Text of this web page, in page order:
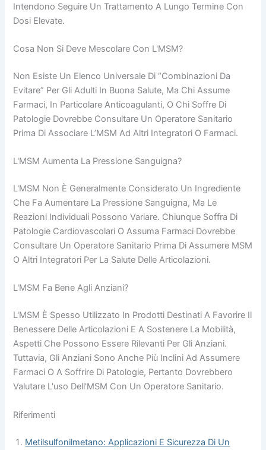
Intendono Seguire Un Trattamento A Lungo Termine Con
Dosi Elevate.
Cosa Non Si Deve Mescolare Con L'MSM?
Non Esiste Un Elenco Universale Di “combinazioni Da
Evitare” Per Gli Adulti In Buona Salute, Ma Chi Assume
Farmaci, In Particolare Anticoagulanti, O Chi Soffre Di
Patologie Dovrebbe Consultare Un Operatore Sanitario
Prima Di Associare L’MSM Ad Altri Integratori O Farmaci.
L'MSM Aumenta La Pressione Sanguigna?
L'MSM Non È Generalmente Considerato Un Ingrediente
Che Fa Aumentare La Pressione Sanguigna, Ma Le
Reazioni Individuali Possono Variare. Chiunque Soffra Di
Patologie Cardiovascolari O Assuma Farmaci Dovrebbe
Consultare Un Operatore Sanitario Prima Di Assumere MSM
O Altri Integratori Per La Salute Delle Articolazioni.
L'MSM Fa Bene Agli Anziani?
L'MSM È Spesso Utilizzato In Prodotti Destinati A Favorire Il
Benessere Delle Articolazioni E A Sostenere La Mobilità,
Aspetti Che Possono Essere Rilevanti Per Gli Anziani.
Tuttavia, Gli Anziani Sono Anche Più Inclini Ad Assumere
Farmaci O A Soffrire Di Patologie, Pertanto Dovrebbero
Valutare L'uso Dell'MSM Con Un Operatore Sanitario.
Riferimenti
Metilsulfonilmetano: Applicazioni E Sicurezza Di Un